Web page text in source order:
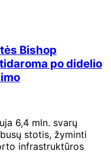
Bishop
po didelio
6,4 mln. svarų
stotis, žyminti
infrastruktūros